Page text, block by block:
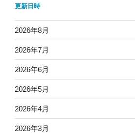
更新日時
2026年8月
2026年7月
2026年6月
2026年5月
2026年4月
2026年3月